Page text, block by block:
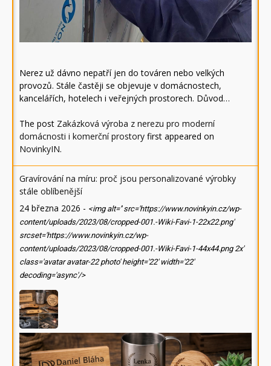
Nerez už dávno nepatří jen do továren nebo velkých
provozů. Stále častěji se objevuje v domácnostech,
kancelářích, hotelech i veřejných prostorech. Důvod…
The post Zakázková výroba z nerezu pro moderní
domácnosti i komerční prostory first appeared on
NovinkyIN.
Gravírování na míru: proč jsou personalizované výrobky
stále oblíbenější
24 března 2026 - <img alt='' src='https://www.novinkyin.cz/wp-
content/uploads/2023/08/cropped-001.-Wiki-Favi-1-22x22.png'
srcset='https://www.novinkyin.cz/wp-
content/uploads/2023/08/cropped-001.-Wiki-Favi-1-44x44.png 2x'
class='avatar avatar-22 photo' height='22' width='22'
decoding='async'/>